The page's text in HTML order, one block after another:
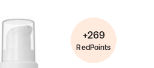
+269
RedPoints